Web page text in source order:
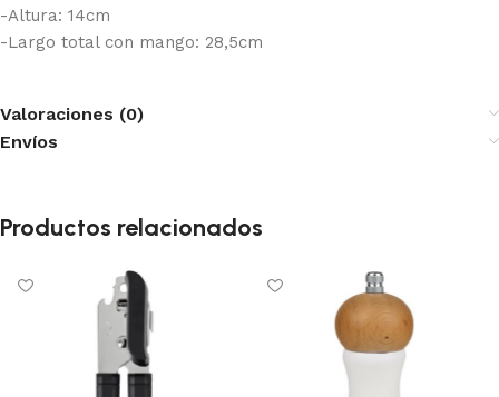
-Altura: 14cm
-Largo total con mango: 28,5cm
Valoraciones (0)
Envíos
Productos relacionados